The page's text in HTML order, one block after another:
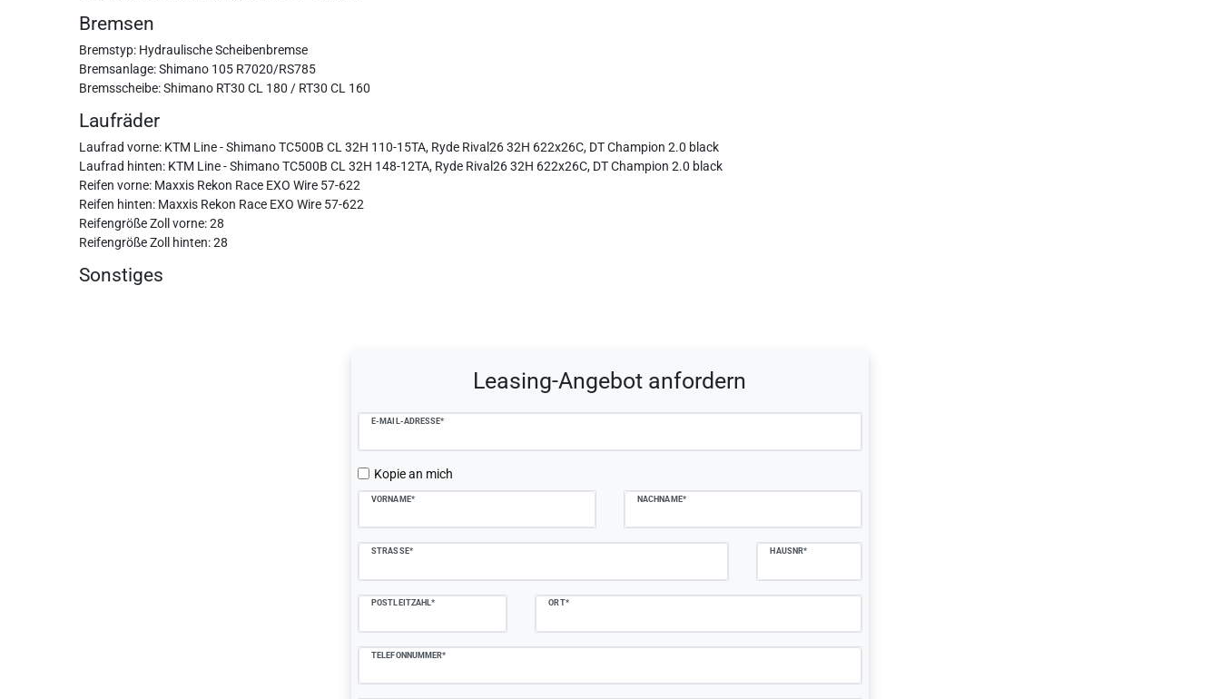
Bremsen
Bremstyp: Hydraulische Scheibenbremse
Bremsanlage: Shimano 105 R7020/RS785
Bremsscheibe: Shimano RT30 CL 180 / RT30 CL 160
Laufräder
Laufrad vorne: KTM Line - Shimano TC500B CL 32H 110-15TA, Ryde Rival26 32H 622x26C, DT Champion 2.0 black
Laufrad hinten: KTM Line - Shimano TC500B CL 32H 148-12TA, Ryde Rival26 32H 622x26C, DT Champion 2.0 black
Reifen vorne: Maxxis Rekon Race EXO Wire 57-622
Reifen hinten: Maxxis Rekon Race EXO Wire 57-622
Reifengröße Zoll vorne: 28
Reifengröße Zoll hinten: 28
Sonstiges
Leasing-Angebot anfordern
E-MAIL-ADRESSE*
Kopie an mich
VORNAME* NACHNAME*
STRASSE* HAUSNR*
POSTLEITZAHL* ORT*
TELEFONNUMMER*